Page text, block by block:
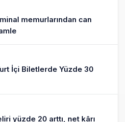
memurlarından can
İçi Biletlerde Yüzde 30
yüzde 20 arttı, net kârı